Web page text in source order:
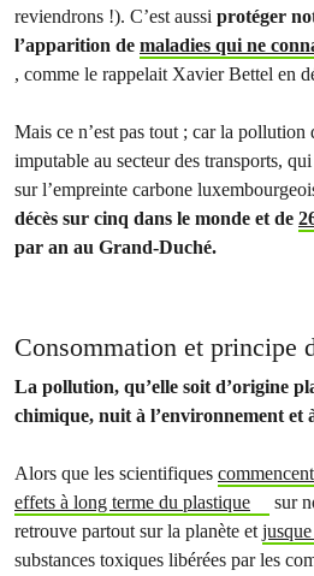
reviendrons !). C’est aussi protéger
l’apparition de maladies qui ne
, comme le rappelait Xavier Bettel en
Mais ce n’est pas tout ; car la pollution
imputable au secteur des transports,
sur l’empreinte carbone
décès sur cinq dans le monde et de
par an au Grand-Duché.
Consommation et principe
La pollution, qu’elle soit d’origine
chimique, nuit à l’environnement et
Alors que les scientifiques
effets à long terme du plastique
sur
retrouve partout sur la planète et
substances toxiques libérées par les